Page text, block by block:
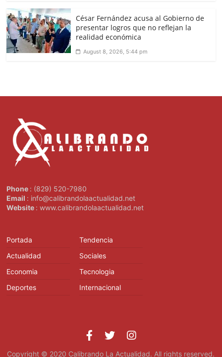
César Fernández acusa al Gobierno de
presentar logros que no reflejan la
realidad económica
August 8, 2026, 5:44 pm
Phone : (829) 520-7980
Email : info@calibrandolaactualidad.net
Website : www.calibrandolaactualidad.net
Portada
Actualidad
Economia
Deportes
Tendencia
Sociales
Tecnologia
Internacional
Copyright © 2020 Calibrando La Actualidad. All rights reserved.